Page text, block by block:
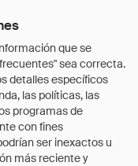
que se
sea correcta.
detalles específicos
las políticas, las
programas de
con fines
ser inexactos u
más reciente y